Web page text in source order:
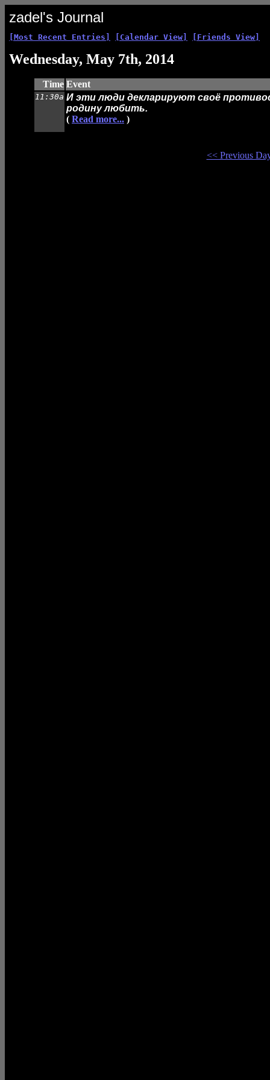
zadel's Journal
[Most Recent Entries] [Calendar View] [Friends View]
Wednesday, May 7th, 2014
Time Event
11:30a И эти люди декларируют своё
родину любить.
( Read more... )
<< Previous